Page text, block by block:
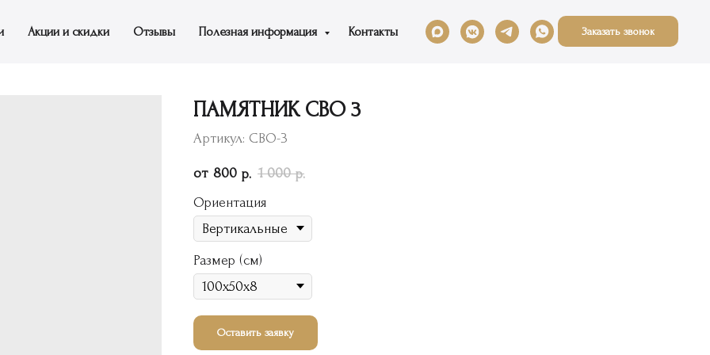
Акции и скидки Отзывы Полезная информация Контакты Заказать звонок
ПАМЯТНИК СВО 3
Артикул: СВО-3
800 р. 1 000 р.
Ориентация
Размер (см)
Оставить заявку